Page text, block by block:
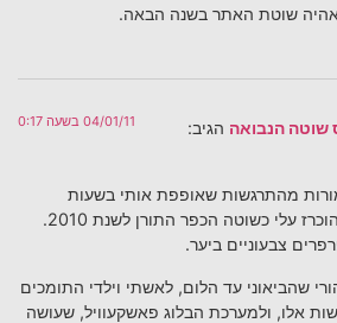
אהיה שוטת האתר בשנה הבאה.
שוטה הנבואה הגיב: 04/01/11 בשעה 0:17
מהתרגשות שאופפת אותי בשעות
האחרונות, עת הוכרז עלי כשוטה הכפר התורן לשנת 2010.
צבעוניים ביער.
שהביאוני עד הלום, לאשתי וילדי התומכים
אלו, ולמערכת הבלוג פאשקעוויל, שעושה